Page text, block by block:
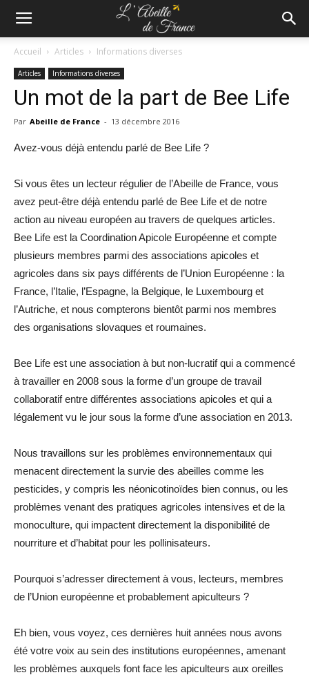
Accueil Articles Informations diverses
Articles Informations diverses
Un mot de la part de Bee Life
Par Abeille de France - 13 décembre 2016
Avez-vous déjà entendu parlé de Bee Life ?
Si vous êtes un lecteur régulier de l’Abeille de France, vous
avez peut-être déjà entendu parlé de Bee Life et de notre
action au niveau européen au travers de quelques articles.
Bee Life est la Coordination Apicole Européenne et compte
plusieurs membres parmi des associations apicoles et
agricoles dans six pays différents de l’Union Européenne : la
France, l’Italie, l’Espagne, la Belgique, le Luxembourg et
l’Autriche, et nous compterons bientôt parmi nos membres
des organisations slovaques et roumaines.
Bee Life est une association à but non-lucratif qui a commencé
à travailler en 2008 sous la forme d’un groupe de travail
collaboratif entre différentes associations apicoles et qui a
légalement vu le jour sous la forme d’une association en 2013.
Nous travaillons sur les problèmes environnementaux qui
menacent directement la survie des abeilles comme les
pesticides, y compris les néonicotinoïdes bien connus, ou les
problèmes venant des pratiques agricoles intensives et de la
monoculture, qui impactent directement la disponibilité de
nourriture et d’habitat pour les pollinisateurs.
Pourquoi s’adresser directement à vous, lecteurs, membres
de l’Union européenne et probablement apiculteurs ?
Eh bien, vous voyez, ces dernières huit années nous avons
été votre voix au sein des institutions européennes, amenant
les problèmes auxquels font face les apiculteurs aux oreilles